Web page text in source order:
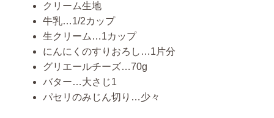
クリーム生地
牛乳…1/2カップ
生クリーム…1カップ
にんにくのすりおろし…1片分
グリエールチーズ…70g
バター…大さじ1
パセリのみじん切り…少々